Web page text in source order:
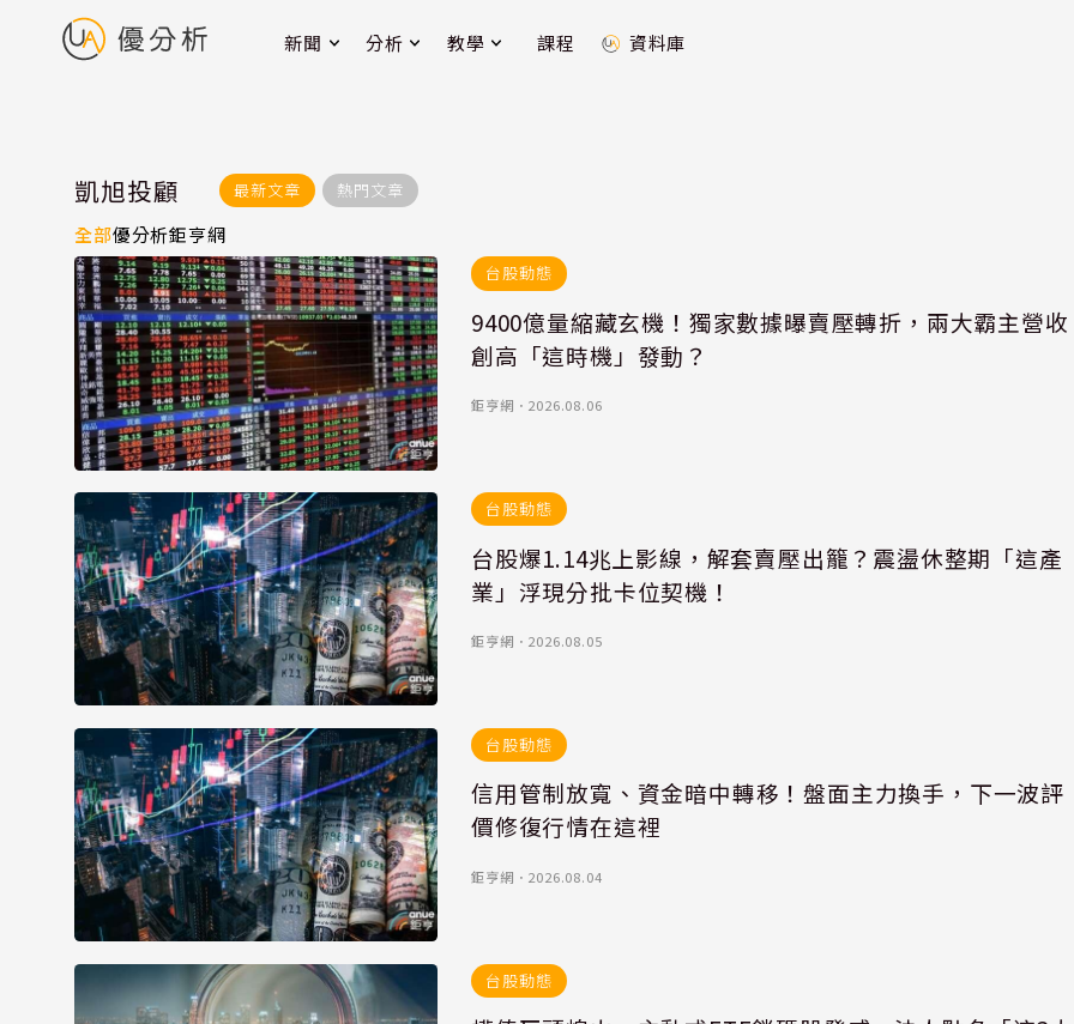
新聞 分析 教學 課程 資料庫
凱旭投顧 最新文章 熱門文章
全部優分析鉅亨網
台股動態
9400億量縮藏玄機！獨家數據曝賣壓轉折，兩大霸主營收
創高「這時機」發動？
鉅亨網 ． 2026.08.06
台股動態
台股爆1.14兆上影線，解套賣壓出籠？震盪休整期「這產
業」浮現分批卡位契機！
鉅亨網 ． 2026.08.05
台股動態
信用管制放寬、資金暗中轉移！盤面主力換手，下一波評
價修復行情在這裡
鉅亨網 ． 2026.08.04
台股動態